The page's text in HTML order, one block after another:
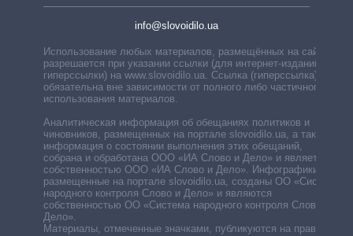
info@slovoidilo.ua
Использование любых материалов, размещённых на сайте,
разрешается при указании ссылки (для интернет-изданий —
гиперссылки) на www.slovoidilo.ua. Ссылка (гиперссылка)
обязательна вне зависимости от полного либо частичного
использования материалов.
Аналитическая информация об обещаниях политиков и
чиновников, размещенных на портале slovoidilo.ua, а также
информация о состоянии выполнения этих обещаний,
собрана и обработана ООО «ИА Слово и Дело» и является
собственностью ООО «ИА Слово и Дело». Инфографики,
размещенные на портале slovoidilo.ua, созданы ОО «Система
народного контроля Слово и Дело» и являются
собственностью ОО «Система народного контроля Слово и
Дело».
Материалы, отмеченные значками, публикуются на правах